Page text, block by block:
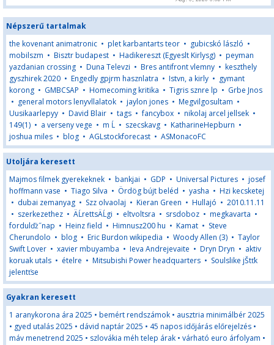
Népszerű tartalmak
the kovenant animatronic • plet karbantarts teor • gubicskó lászló •
mobilszm • Bisztr budapest • Hadikereszt (Egyeslt Kirlysg) • peyman
yazdanian crossing • Duna Televzi • Bres antifront vlemny • keszthely
gyszhirek 2020 • Engedly gpjrm hasznlatra • Istvn, a kirly • gymant
korong • GMBCSAP • Homecoming kritika • Tigris sznre lp • Grbe Jnos
• general motors lenyvllalatok • jaylon jones • Megvilgosultam •
Uusikaarlepyy • David Blair • tags •fancybox • nikolaj arcel jellsek •
149(1) • a verseny vege • m Ĺ • szecskavg • KatharineHepburn •
joshua miles • blog • AGLstockforecast • ASMonacoFC
Utoljára keresett
Majmos filmek gyerekeknek • bankjai • GDP • Universal Pictures • josef
hoffmann vase • Tiago Silva • Ördög bújt beléd • yasha • Hzi kecsketej
• dubai zemanyag • Szz olvaolaj • Kieran Green • Hullajó • 2010.11.11
• szerkezethez • ÄĹrettsÄĹgi • eltvoltsra • srsdoboz • megkavarta •
fordulďż˝nap • Heinz field • Himnusz200 hu • Kamat • Steve
Cherundolo • blog • Eric Burdon wikipedia • Woody Allen (3) • Taylor
Swift Lover • xavier mbuyamba • Ieva Andrejevaite • Dryn Dryn • aktiv
koruak utals • ételre • Mitsubishi Power headquarters • Soulslike jŠtťk
jelentťse
Gyakran keresett
1 aranykorona ára 2025 • bemért rendszámok • ausztria minimálbér 2025
• gyed utalás 2025 • dávid naptár 2025 • 45 napos időjárás előrejelzés •
máv menetrend 2025 • szlovákia méh telep árak • várható euro árfolyam •